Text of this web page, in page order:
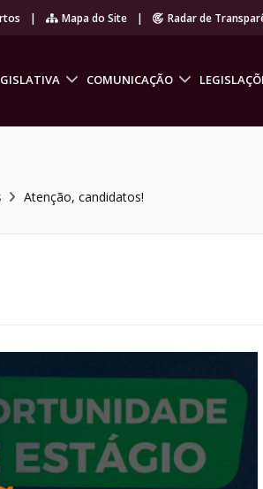
| Mapa do Site | Radar de
COMUNICAÇÃO
Atenção, candidatos!